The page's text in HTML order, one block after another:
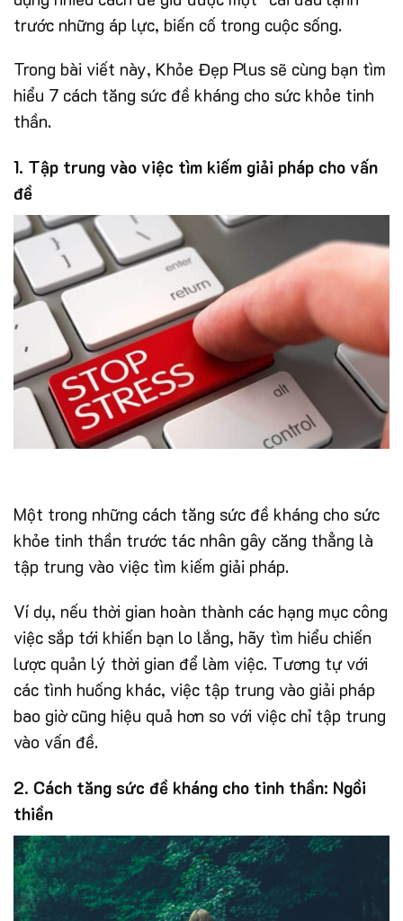
trước những áp lực, biến cố trong cuộc sống.
Trong bài viết này, Khỏe Đẹp Plus sẽ cùng bạn tìm
hiểu 7 cách tăng sức đề kháng cho sức khỏe tinh
thần.
1. Tập trung vào việc tìm kiếm giải pháp cho vấn
đề
Một trong những cách tăng sức đề kháng cho sức
khỏe tinh thần trước tác nhân gây căng thẳng là
tập trung vào việc tìm kiếm giải pháp.
Ví dụ, nếu thời gian hoàn thành các hạng mục công
việc sắp tới khiến bạn lo lắng, hãy tìm hiểu chiến
lược quản lý thời gian để làm việc. Tương tự với
các tình huống khác, việc tập trung vào giải pháp
bao giờ cũng hiệu quả hơn so với việc chỉ tập trung
vào vấn đề.
2. Cách tăng sức đề kháng cho tinh thần: Ngồi
thiền